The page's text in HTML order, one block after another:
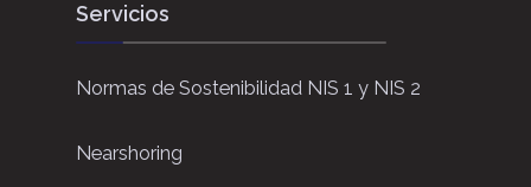
Servicios
Normas de Sostenibilidad NIS 1 y NIS 2
Nearshoring